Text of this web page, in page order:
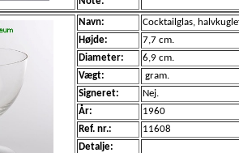
Navn:
Cocktailglas,
Højde:
7,7 cm.
Diameter:
6,9 cm.
Vægt:
gram.
Signeret:
Nej.
År:
1960
Ref. nr.:
11608
Detalje: